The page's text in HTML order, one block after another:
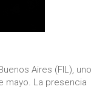
Aires (FIL), uno
mayo. La presencia